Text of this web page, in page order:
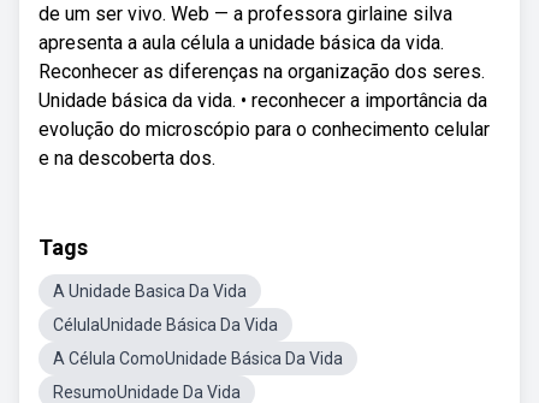
de um ser vivo. Web — a professora girlaine silva
apresenta a aula célula a unidade básica da vida.
Reconhecer as diferenças na organização dos seres.
Unidade básica da vida. • reconhecer a importância da
evolução do microscópio para o conhecimento celular
e na descoberta dos.
Tags
A Unidade Basica Da Vida
CélulaUnidade Básica Da Vida
A Célula ComoUnidade Básica Da Vida
ResumoUnidade Da Vida